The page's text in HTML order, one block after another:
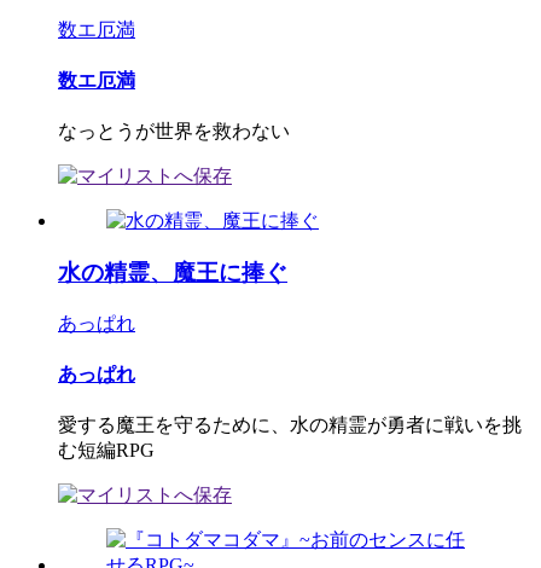
数エ厄満
数エ厄満
なっとうが世界を救わない
水の精霊、魔王に捧ぐ
あっぱれ
あっぱれ
愛する魔王を守るために、水の精霊が勇者に戦いを挑
む短編RPG